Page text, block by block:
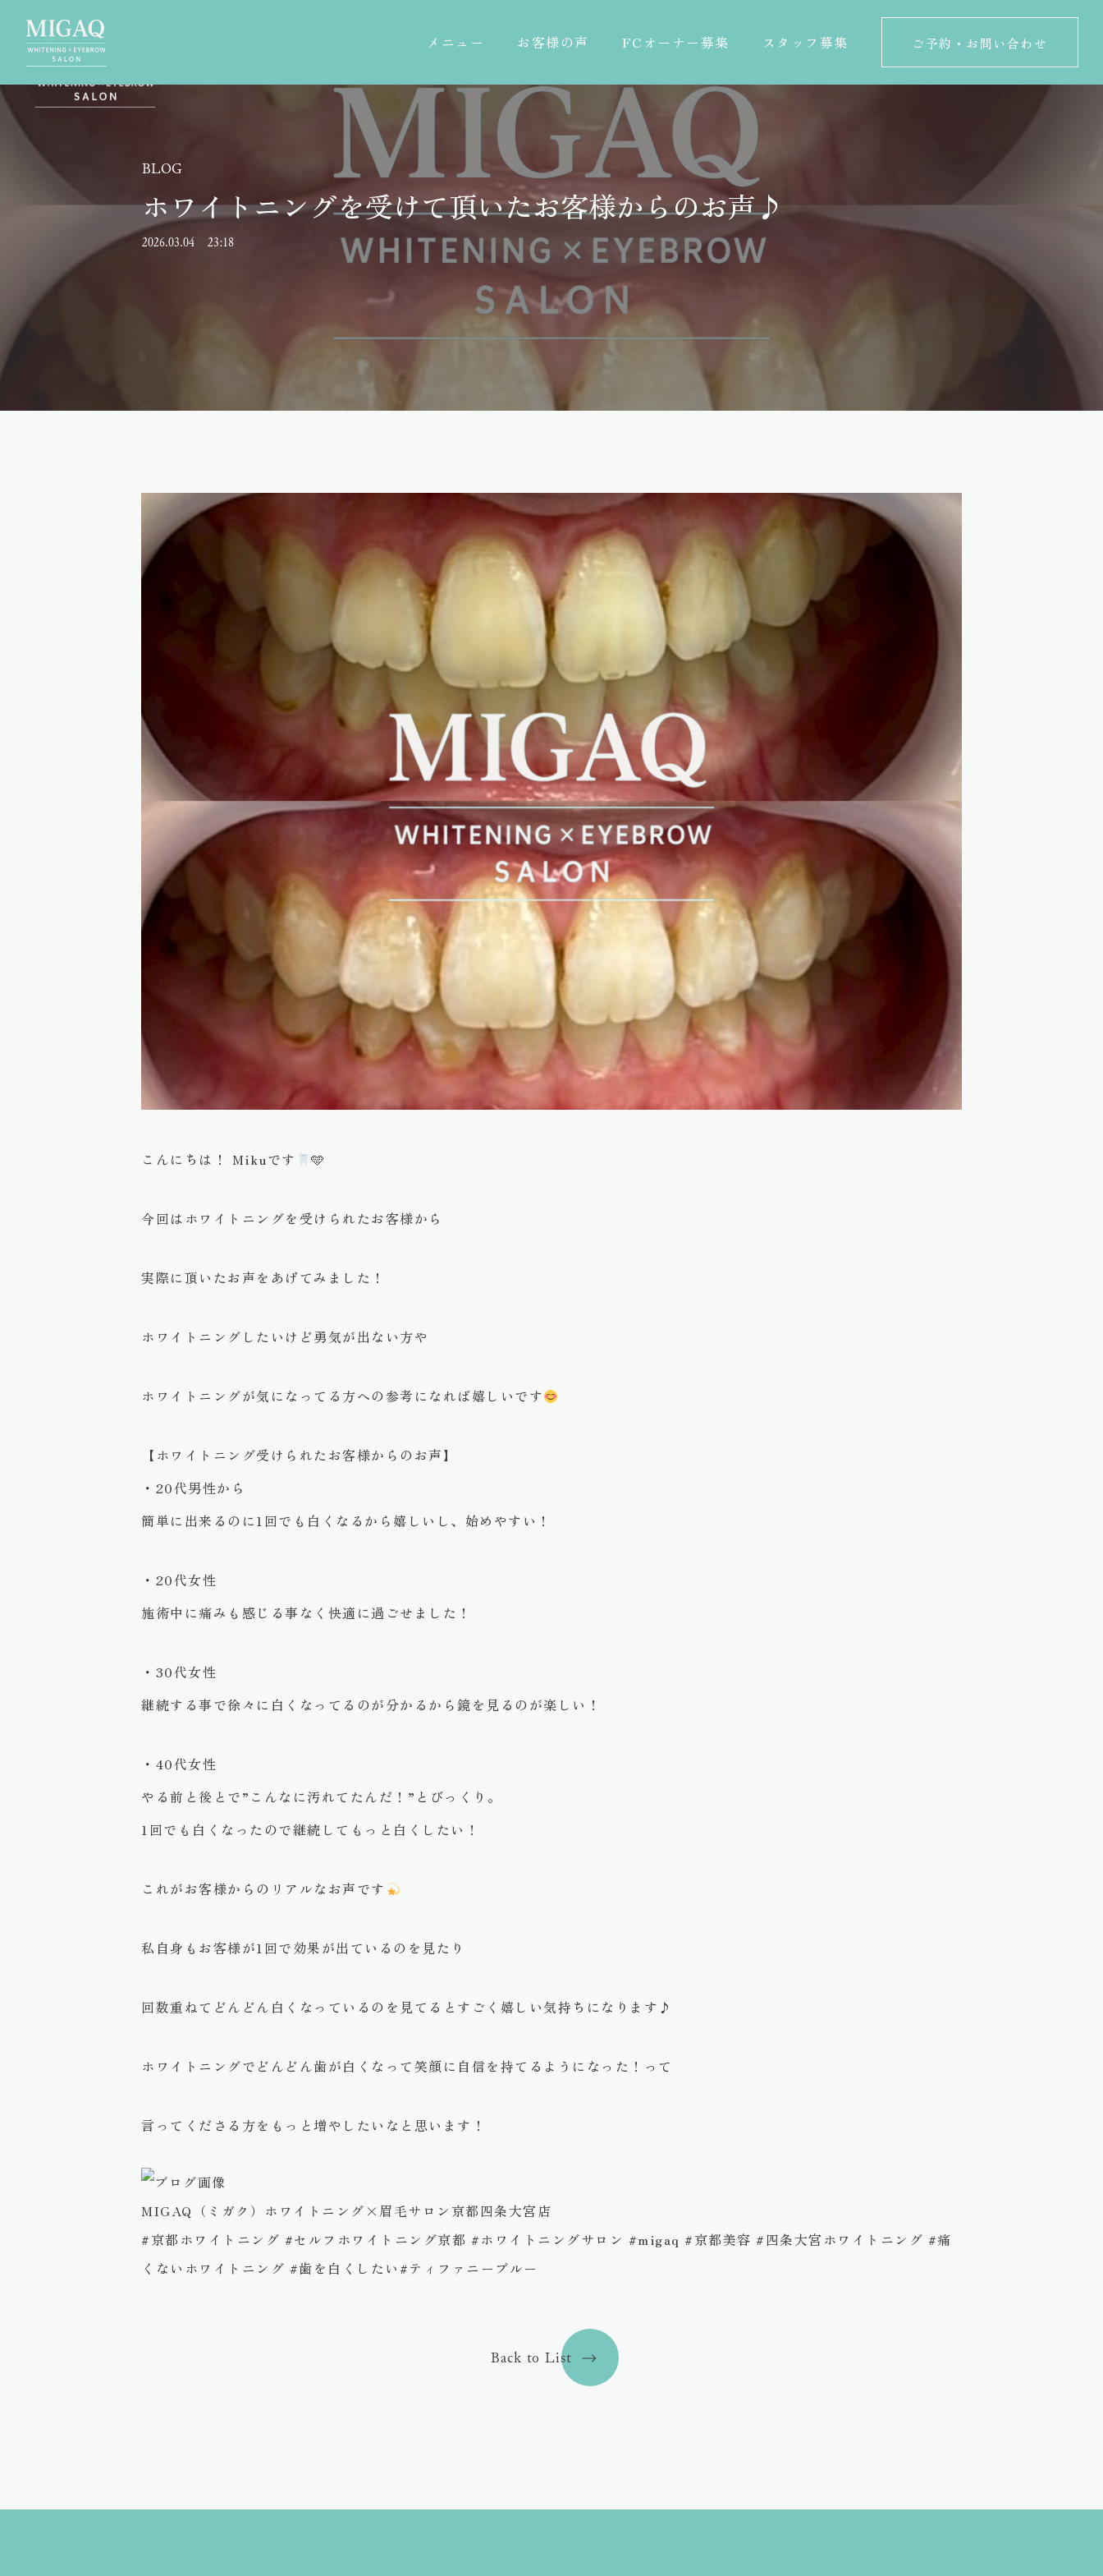
メニュー お客様の声 FCオーナー募集 スタッフ募集 ご予約・お問い合わせ
BLOG
ホワイトニングを受けて頂いたお客様からのお声♪
2026.03.04 23:18
こんにちは！ Mikuです 🩵
今回はホワイトニングを受けられたお客様から
実際に頂いたお声をあげてみました！
ホワイトニングしたいけど勇気が出ない方や
ホワイトニングが気になってる方への参考になれば嬉しいです
【ホワイトニング受けられたお客様からのお声】
・20代男性から
簡単に出来るのに1回でも白くなるから嬉しいし、始めやすい！
・20代女性
施術中に痛みも感じる事なく快適に過ごせました！
・30代女性
継続する事で徐々に白くなってるのが分かるから鏡を見るのが楽しい！
・40代女性
やる前と後とで”こんなに汚れてたんだ！”とびっくり。
1回でも白くなったので継続してもっと白くしたい！
これがお客様からのリアルなお声です
私自身もお客様が1回で効果が出ているのを見たり
回数重ねてどんどん白くなっているのを見てるとすごく嬉しい気持ちになります♪
ホワイトニングでどんどん歯が白くなって笑顔に自信を持てるようになった！って
言ってくださる方をもっと増やしたいなと思います！
MIGAQ（ミガク）ホワイトニング×眉毛サロン京都四条大宮店
#京都ホワイトニング #セルフホワイトニング京都 #ホワイトニングサロン #migaq #京都美容 #四条大宮ホワイトニング #痛
くないホワイトニング #歯を白くしたい#ティファニーブルー
Back to List